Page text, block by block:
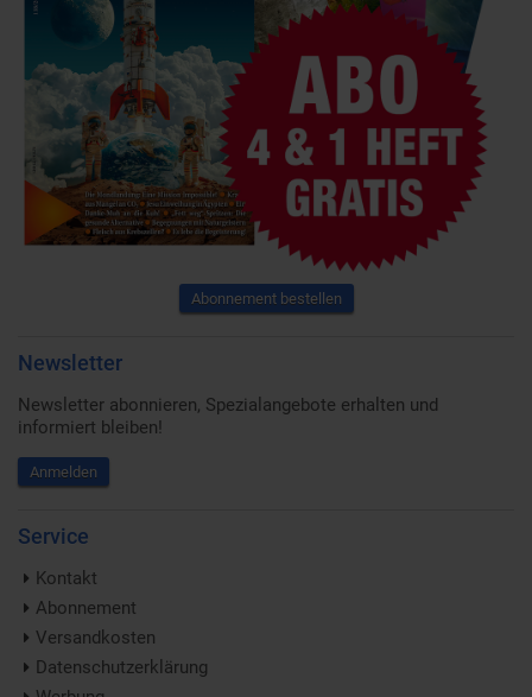
Abonnement bestellen
Newsletter
Newsletter abonnieren, Spezialangebote erhalten und
informiert bleiben!
Anmelden
Service
Kontakt
Abonnement
Versandkosten
Datenschutzerklärung